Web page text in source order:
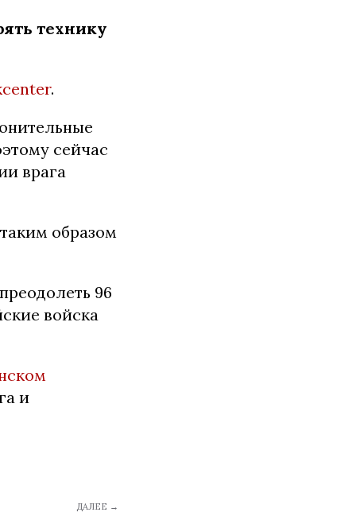
технику
.
сейчас
врага
образом
96
войска
и
ДАЛЕЕ →